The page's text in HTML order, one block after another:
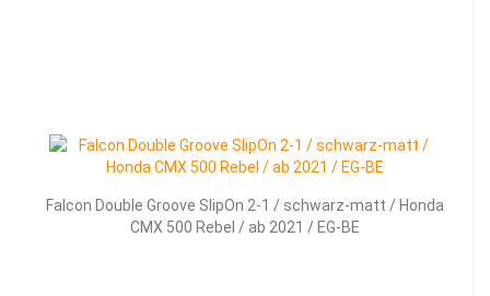
Falcon Double Groove SlipOn 2-1 / schwarz-matt / Honda
CMX 500 Rebel / ab 2021 / EG-BE